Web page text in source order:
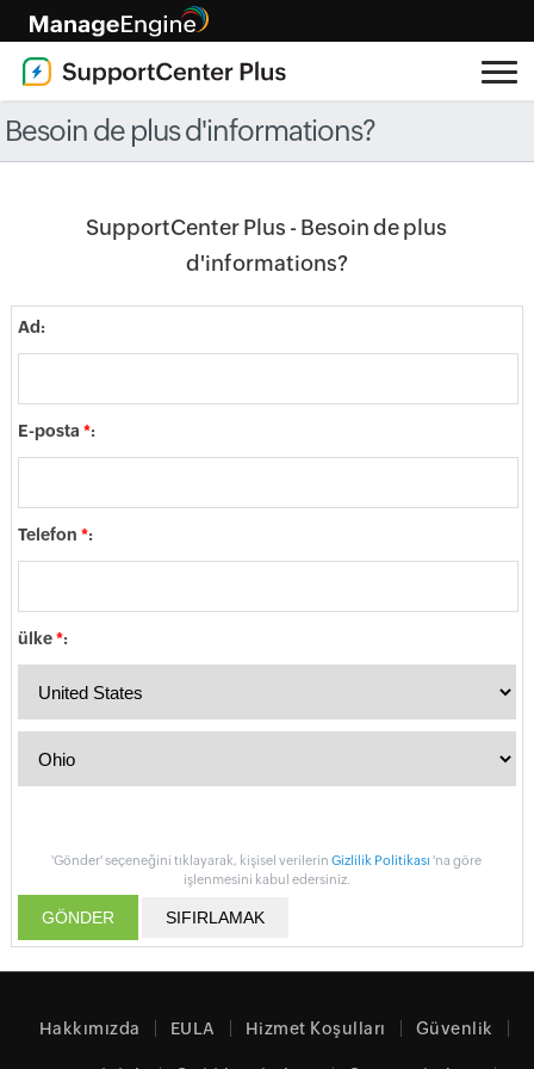
Besoin de plus d'informations?
SupportCenter Plus - Besoin de plus
d'informations?
Ad:
E-posta *:
Telefon *:
ülke*:
'Gönder' seçeneğini tıklayarak, kişisel verilerinGizlilik Politikası 'na göre
işlenmesini kabul edersiniz.
Hakkımızda EULA Hizmet Koşulları Güvenlik